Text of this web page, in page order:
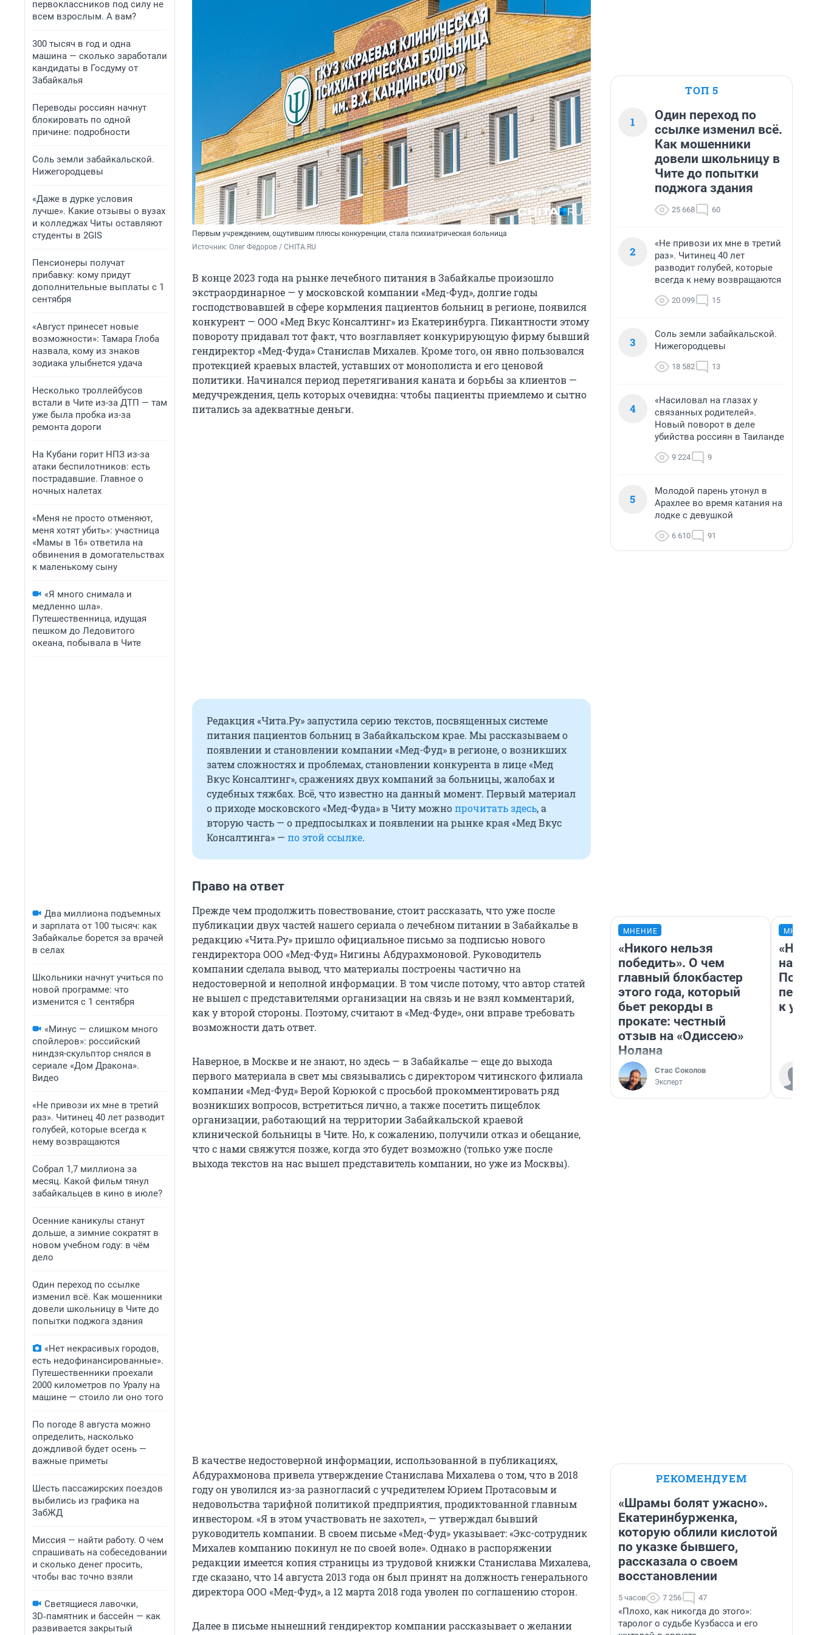
первоклассников под силу не
всем взрослым. А вам?
300 тысяч в год и одна
машина — сколько заработали
кандидаты в Госдуму от
Забайкалья
Переводы россиян начнут
блокировать по одной
причине: подробности
Соль земли забайкальской.
Нижегородцевы
«Даже в дурке условия
лучше». Какие отзывы о вузах
и колледжах Читы оставляют
студенты в 2GIS
Пенсионеры получат
прибавку: кому придут
дополнительные выплаты с 1
сентября
«Август принесет новые
возможности»: Тамара Глоба
назвала, кому из знаков
зодиака улыбнется удача
Несколько троллейбусов
встали в Чите из-за ДТП — там
уже была пробка из-за
ремонта дороги
На Кубани горит НПЗ из-за
атаки беспилотников: есть
пострадавшие. Главное о
ночных налетах
«Меня не просто отменяют,
меня хотят убить»: участница
«Мамы в 16» ответила на
обвинения в домогательствах
к маленькому сыну
«Я много снимала и
медленно шла».
Путешественница, идущая
пешком до Ледовитого
океана, побывала в Чите
Два миллиона подъемных
и зарплата от 100 тысяч: как
Забайкалье борется за врачей
в селах
Школьники начнут учиться по
новой программе: что
изменится с 1 сентября
«Минус — слишком много
спойлеров»: российский
ниндзя-скульптор снялся в
сериале «Дом Дракона».
Видео
«Не привози их мне в третий
раз». Читинец 40 лет разводит
голубей, которые всегда к
нему возвращаются
Собрал 1,7 миллиона за
месяц. Какой фильм тянул
забайкальцев в кино в июле?
Осенние каникулы станут
дольше, а зимние сократят в
новом учебном году: в чём
дело
Один переход по ссылке
изменил всё. Как мошенники
довели школьницу в Чите до
попытки поджога здания
«Нет некрасивых городов,
есть недофинансированные».
Путешественники проехали
2000 километров по Уралу на
машине — стоило ли оно того
По погоде 8 августа можно
определить, насколько
дождливой будет осень —
важные приметы
Шесть пассажирских поездов
выбились из графика на
ЗабЖД
Миссия — найти работу. О чем
спрашивать на собеседовании
и сколько денег просить,
чтобы вас точно взяли
Светящиеся лавочки,
3D‑памятник и бассейн — как
развивается закрытый
Первым учреждением, ощутившим плюсы конкуренции, стала психиатрическая больница
Источник: Олег Фёдоров / CHITA.RU
В конце 2023 года на рынке лечебного питания в Забайкалье произошло
экстраординарное — у московской компании «Мед-Фуд», долгие годы
господствовавшей в сфере кормления пациентов больниц в регионе, появился
конкурент — ООО «Мед Вкус Консалтинг» из Екатеринбурга. Пикантности этому
повороту придавал тот факт, что возглавляет конкурирующую фирму бывший
гендиректор «Мед-Фуда» Станислав Михалев. Кроме того, он явно пользовался
протекцией краевых властей, уставших от монополиста и его ценовой
политики. Начинался период перетягивания каната и борьбы за клиентов —
медучреждения, цель которых очевидна: чтобы пациенты приемлемо и сытно
питались за адекватные деньги.
Редакция «Чита.Ру» запустила серию текстов, посвященных системе
питания пациентов больниц в Забайкальском крае. Мы рассказываем о
появлении и становлении компании «Мед-Фуд» в регионе, о возникших
затем сложностях и проблемах, становлении конкурента в лице «Мед
Вкус Консалтинг», сражениях двух компаний за больницы, жалобах и
судебных тяжбах. Всё, что известно на данный момент. Первый материал
о приходе московского «Мед-Фуда» в Читу можнопрочитать здесь, а
вторую часть — о предпосылках и появлении на рынке края «Мед Вкус
Консалтинга» — по этой ссылке.
Право на ответ
Прежде чем продолжить повествование, стоит рассказать, что уже после
публикации двух частей нашего сериала о лечебном питании в Забайкалье в
редакцию «Чита.Ру» пришло официальное письмо за подписью нового
гендиректора ООО «Мед-Фуд» Нигины Абдурахмоновой. Руководитель
компании сделала вывод, что материалы построены частично на
недостоверной и неполной информации. В том числе потому, что автор статей
не вышел с представителями организации на связь и не взял комментарий,
как у второй стороны. Поэтому, считают в «Мед-Фуде», они вправе требовать
возможности дать ответ.
Наверное, в Москве и не знают, но здесь — в Забайкалье — еще до выхода
первого материала в свет мы связывались с директором читинского филиала
компании «Мед-Фуд» Верой Корюкой с просьбой прокомментировать ряд
возникших вопросов, встретиться лично, а также посетить пищеблок
организации, работающий на территории Забайкальской краевой
клинической больницы в Чите. Но, к сожалению, получили отказ и обещание,
что с нами свяжутся позже, когда это будет возможно (только уже после
выхода текстов на нас вышел представитель компании, но уже из Москвы).
В качестве недостоверной информации, использованной в публикациях,
Абдурахмонова привела утверждение Станислава Михалева о том, что в 2018
году он уволился из-за разногласий с учредителем Юрием Протасовым и
недовольства тарифной политикой предприятия, продиктованной главным
инвестором. «Я в этом участвовать не захотел», — утверждал бывший
руководитель компании. В своем письме «Мед-Фуд» указывает: «Экс-сотрудник
Михалев компанию покинул не по своей воле». Однако в распоряжении
редакции имеется копия страницы из трудовой книжки Станислава Михалева,
где сказано, что 14 августа 2013 года он был принят на должность генерального
директора ООО «Мед-Фуд», а 12 марта 2018 года уволен по соглашению сторон.
Далее в письме нынешний гендиректор компании рассказывает о желании
ТОП 5
1
Один переход по
ссылке изменил всё.
Как мошенники
довели школьницу в
Чите до попытки
поджога здания
25 668 60
2
«Не привози их мне в третий
раз». Читинец 40 лет
разводит голубей, которые
всегда к нему возвращаются
20 099 15
3
Соль земли забайкальской.
Нижегородцевы
18 582 13
4
«Насиловал на глазах у
связанных родителей».
Новый поворот в деле
убийства россиян в Таиланде
9 224 9
5
Молодой парень утонул в
Арахлее во время катания на
лодке с девушкой
6 610 91
МНЕНИЕ
«Никого нельзя
победить». О чем
главный блокбастер
этого года, который
бьет рекорды в
прокате: честный
отзыв на «Одиссею»
Нолана
Стас Соколов
Эксперт
надо
к
РЕКОМЕНДУЕМ
«Шрамы болят ужасно».
Екатеринбурженка,
которую облили кислотой
по указке бывшего,
рассказала о своем
восстановлении
5 часов 7 256 47
«Плохо, как никогда до этого»:
таролог о судьбе Кузбасса и его